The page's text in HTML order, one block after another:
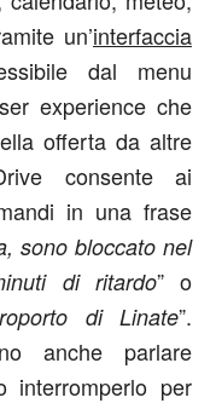
un’interfaccia
dal menu
experience che
offerta da altre
consente ai
in una frase
sono bloccato nel
di ritardo” o
di Linate”.
anche parlare
interromperlo per